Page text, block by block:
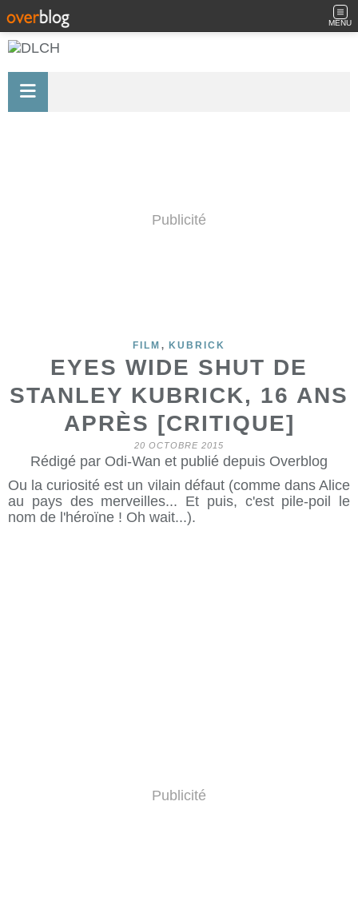
MENU
Publicité
FILM , KUBRICK
EYES WIDE SHUT DE
STANLEY KUBRICK, 16 ANS
APRÈS [CRITIQUE]
20 OCTOBRE 2015
Rédigé par Odi-Wan et publié depuis Overblog
Ou la curiosité est un vilain défaut (comme dans Alice
au pays des merveilles... Et puis, c'est pile-poil le
nom de l'héroïne ! Oh wait...).
Publicité